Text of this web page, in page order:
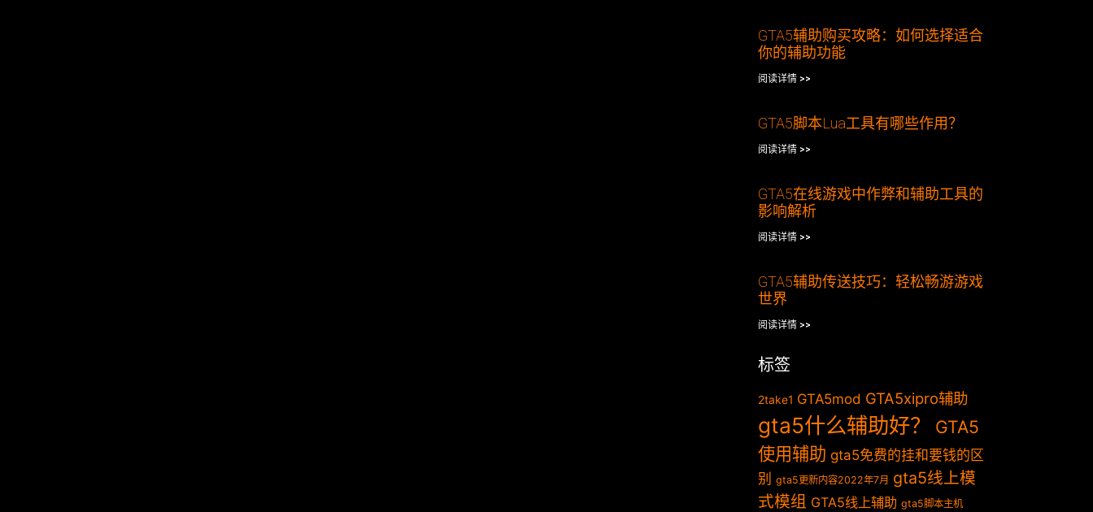
GTA5辅助购买攻略：如何选择适合
你的辅助功能
阅读详情 >>
GTA5脚本Lua工具有哪些作用？
阅读详情 >>
GTA5在线游戏中作弊和辅助工具的
影响解析
阅读详情 >>
GTA5辅助传送技巧：轻松畅游游戏
世界
阅读详情 >>
标签
2take1 GTA5mod GTA5xipro辅助
gta5什么辅助好？
GTA5
使用辅助 gta5免费的挂和要钱的区
别
gta5更新内容2022年7月 gta5线上模
式模组 GTA5线上辅助 gta5脚本主机